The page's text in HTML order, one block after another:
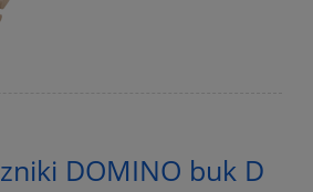
DOMINO buk D